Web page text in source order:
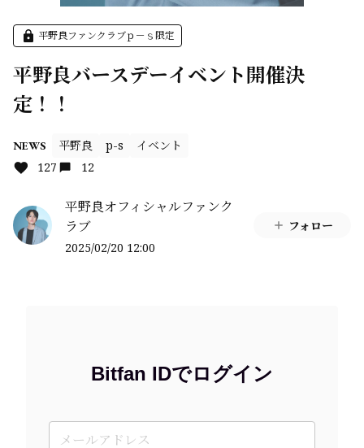
平野良ファンクラブｐ－ｓ限定
平野良バースデーイベント開催決
定！！
NEWS 平野良 p-s
イベント
127
12
平野良オフィシャルファンク
ラブ
2025/02/20 12:00
フォロー
Bitfan IDでログイン